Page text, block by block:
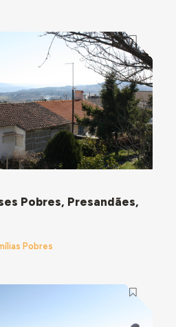
Pobres, Presandães,
Pobres